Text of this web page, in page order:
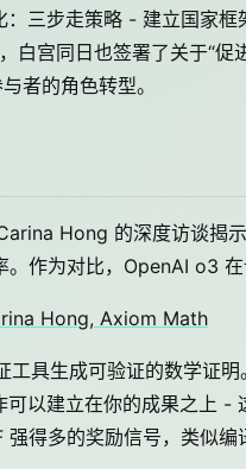
三步走策略 - 建立国家框
白宫同日也签署了关于“
者的角色转型。
Hong 的深度访谈揭
作为对比，OpenAI o3 在
Hong, Axiom Math
具生成可验证的数学证
以建立在你的成果之上 -
得多的奖励信号，类似编